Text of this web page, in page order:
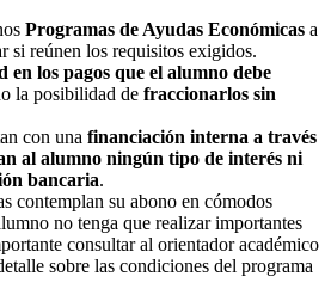
Programas de Ayudas Económicas a
si reúnen los requisitos exigidos.
en los pagos que el alumno debe
la posibilidad de fraccionarlos sin
con una financiación interna a través
al alumno ningún tipo de interés ni
bancaria.
contemplan su abono en cómodos
no tenga que realizar importantes
consultar al orientador académico
sobre las condiciones del programa